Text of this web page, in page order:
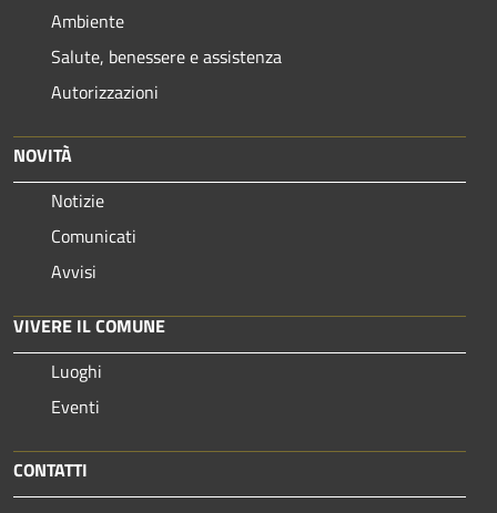
Ambiente
Salute, benessere e assistenza
Autorizzazioni
NOVITÀ
Notizie
Comunicati
Avvisi
VIVERE IL COMUNE
Luoghi
Eventi
CONTATTI